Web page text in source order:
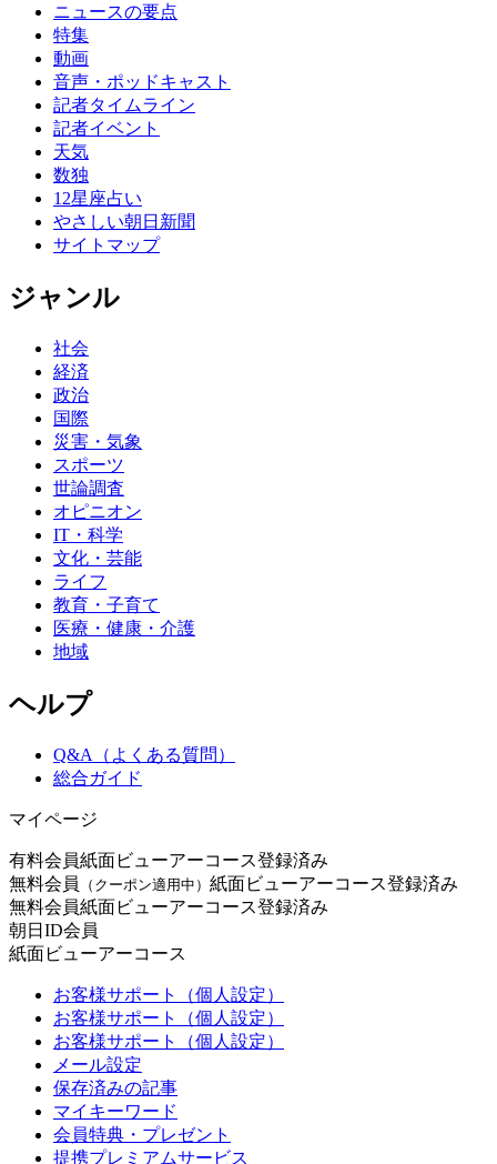
ニュースの要点
特集
動画
音声・ポッドキャスト
記者タイムライン
記者イベント
天気
数独
12星座占い
やさしい朝日新聞
サイトマップ
ジャンル
社会
経済
政治
国際
災害・気象
スポーツ
世論調査
オピニオン
IT・科学
文化・芸能
ライフ
教育・子育て
医療・健康・介護
地域
ヘルプ
Q&A（よくある質問）
総合ガイド
マイページ
有料会員紙面ビューアーコース登録済み
無料会員
（クーポン適用中） 紙面ビューアーコース登録済み
無料会員紙面ビューアーコース登録済み
朝日ID会員
紙面ビューアーコース
お客様サポート（個人設定）
お客様サポート（個人設定）
お客様サポート（個人設定）
メール設定
保存済みの記事
マイキーワード
会員特典・プレゼント
提携プレミアムサービス